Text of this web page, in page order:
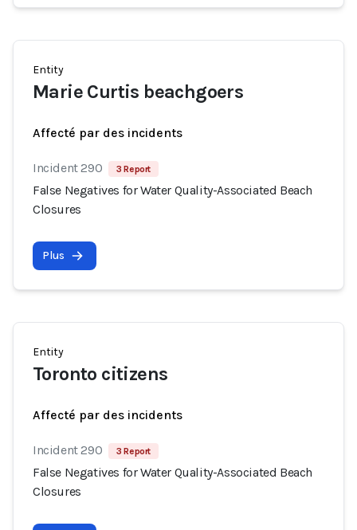
Entity
Marie Curtis beachgoers
Affecté par des incidents
Incident 290 3 Report
False Negatives for Water Quality-Associated Beach
Closures
Plus
Entity
Toronto citizens
Affecté par des incidents
Incident 290 3 Report
False Negatives for Water Quality-Associated Beach
Closures